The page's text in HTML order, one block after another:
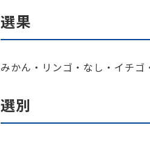
選果
みかん・リンゴ・なし・イチゴ
選別